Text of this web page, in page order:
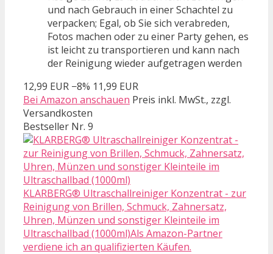
und nach Gebrauch in einer Schachtel zu
verpacken; Egal, ob Sie sich verabreden,
Fotos machen oder zu einer Party gehen, es
ist leicht zu transportieren und kann nach
der Reinigung wieder aufgetragen werden
12,99 EUR −8% 11,99 EUR
Bei Amazon anschauen Preis inkl. MwSt., zzgl.
Versandkosten
Bestseller Nr. 9
KLARBERG® Ultraschallreiniger Konzentrat - zur
Reinigung von Brillen, Schmuck, Zahnersatz,
Uhren, Münzen und sonstiger Kleinteile im
Ultraschallbad (1000ml)Als Amazon-Partner
verdiene ich an qualifizierten Käufen.